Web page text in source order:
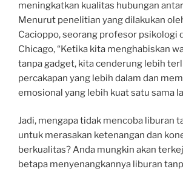
meningkatkan kualitas hubungan
Menurut penelitian yang dilakukan
Cacioppo, seorang profesor psikologi
Chicago, “Ketika kita menghabiskan
tanpa gadget, kita cenderung lebih
percakapan yang lebih dalam dan
emosional yang lebih kuat satu sama
Jadi, mengapa tidak mencoba liburan
untuk merasakan ketenangan dan
berkualitas? Anda mungkin akan
betapa menyenangkannya liburan